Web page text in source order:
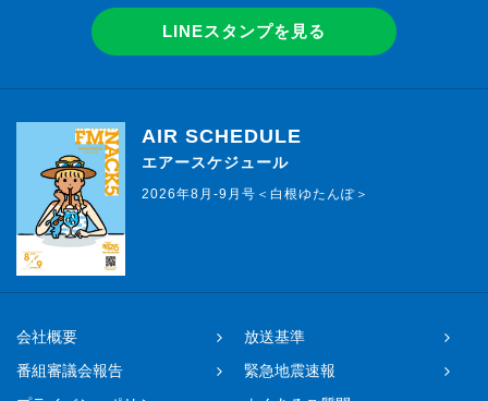
LINEスタンプを見る
AIR SCHEDULE
エアースケジュール
2026年8月-9月号＜白根ゆたんぽ＞
会社概要
放送基準
番組審議会報告
緊急地震速報